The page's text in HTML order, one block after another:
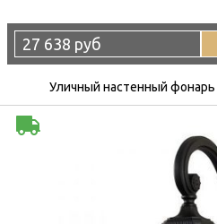
27 638 руб
Уличный настенный фонарь